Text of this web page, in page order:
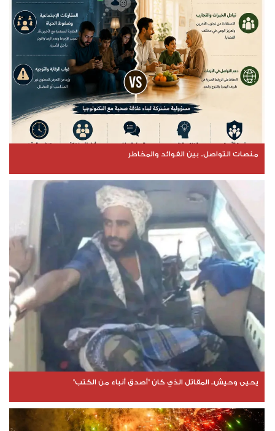
منصات التواصل.. بين الفوائد والمخاطر
يحيى وحيش.. المقاتل الذي كان "أصدق أنباء من الكتب"